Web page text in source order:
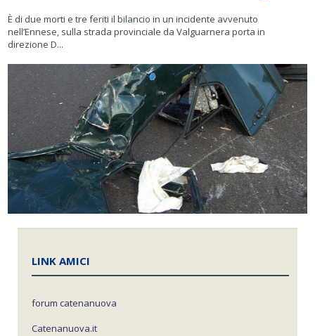
È di due morti e tre feriti il bilancio in un incidente avvenuto
nell’Ennese, sulla strada provinciale da Valguarnera porta in
direzione D...
LINK AMICI
forum catenanuova
Catenanuova.it